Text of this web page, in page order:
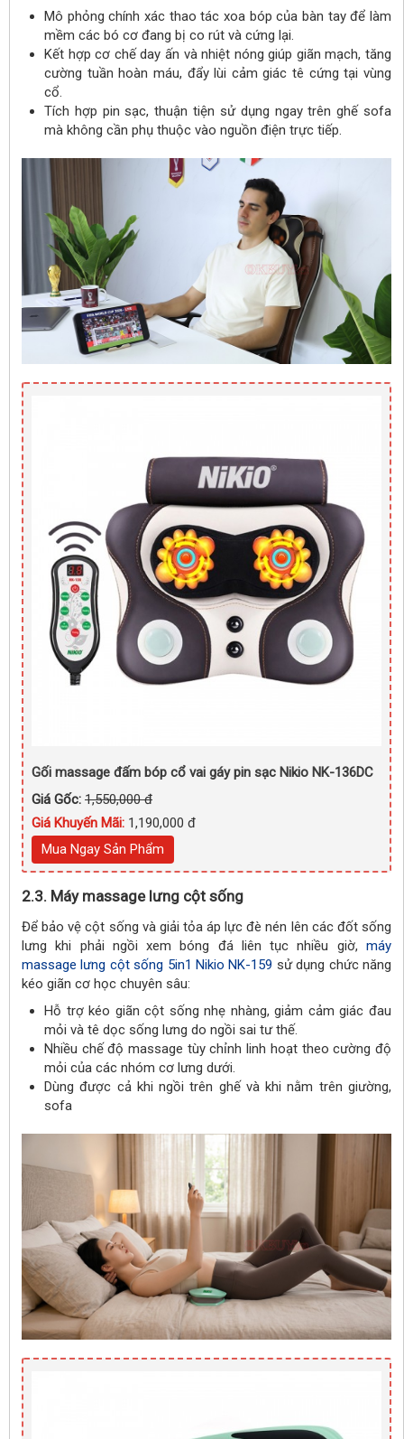
Mô phỏng chính xác thao tác xoa bóp của bàn tay để làm
mềm các bó cơ đang bị co rút và cứng lại.
Kết hợp cơ chế day ấn và nhiệt nóng giúp giãn mạch, tăng
cường tuần hoàn máu, đẩy lùi cảm giác tê cứng tại vùng
cổ.
Tích hợp pin sạc, thuận tiện sử dụng ngay trên ghế sofa
mà không cần phụ thuộc vào nguồn điện trực tiếp.
Gối massage đấm bóp cổ vai gáy pin sạc Nikio NK-136DC
Giá Gốc: 1,550,000 đ
Giá Khuyến Mãi: 1,190,000 đ
Mua Ngay Sản Phẩm
2.3. Máy massage lưng cột sống
Để bảo vệ cột sống và giải tỏa áp lực đè nén lên các đốt sống
lưng khi phải ngồi xem bóng đá liên tục nhiều giờ, máy
massage lưng cột sống 5in1 Nikio NK-159 sử dụng chức năng
kéo giãn cơ học chuyên sâu:
Hỗ trợ kéo giãn cột sống nhẹ nhàng, giảm cảm giác đau
mỏi và tê dọc sống lưng do ngồi sai tư thế.
Nhiều chế độ massage tùy chỉnh linh hoạt theo cường độ
mỏi của các nhóm cơ lưng dưới.
Dùng được cả khi ngồi trên ghế và khi nằm trên giường,
sofa